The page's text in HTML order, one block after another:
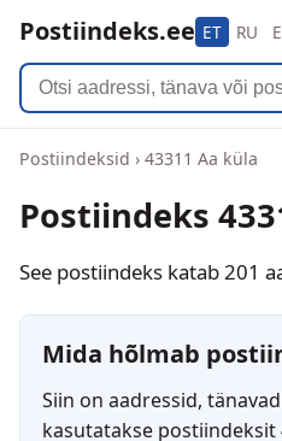
Postiindeks.ee ET RU
Postiindeksid › 43311 Aa küla
Postiindeks
See postiindeks katab 201
Mida hõlmab
Siin on aadressid,
kasutatakse postiindeksit